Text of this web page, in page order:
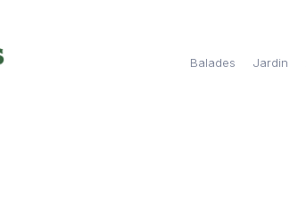
Balades Jardin